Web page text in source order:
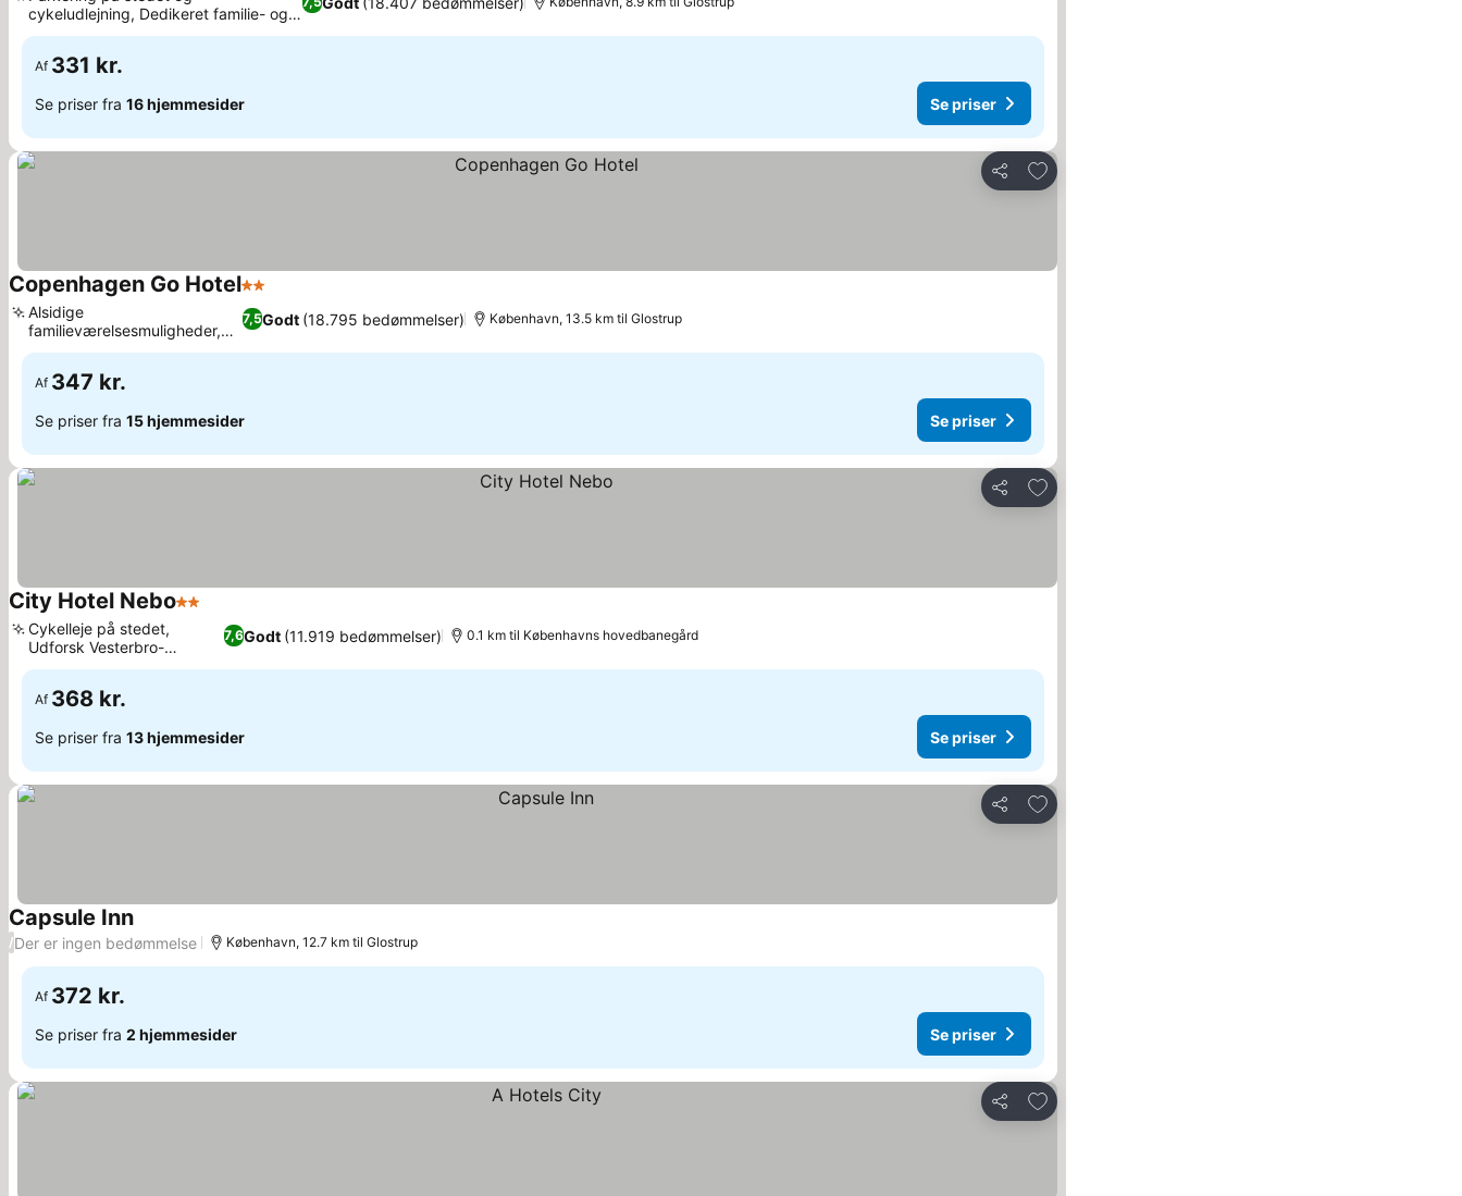
cykeludlejning, Dedikeret familie- og
børnelegeområde
Af 331 kr.
Se priser fra 16 hjemmesider Se priser
Del
Føj til favoritter
Copenhagen Go Hotel2 Stjerner
7,5Godt (18.795 bedømmelser)
Alsidige
familieværelsesmuligheder,
Cykelleje på stedet
København, 13.5 km til Glostrup
Af 347 kr.
Se priser fra 15 hjemmesider Se priser
Del
Føj til favoritter
City Hotel Nebo2 Stjerner
7,6Godt (11.919 bedømmelser)
Cykelleje på stedet,
Udforsk Vesterbro-
kvarteret
0.1 km til Københavns hovedbanegård
Af 368 kr.
Se priser fra 13 hjemmesider Se priser
Del
Føj til favoritter
Capsule Inn
/Der er ingen bedømmelse København, 12.7 km til Glostrup
Af 372 kr.
Se priser fra 2 hjemmesider Se priser
Del
Føj til favoritter